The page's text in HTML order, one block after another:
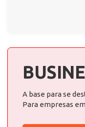
A base para se
Para empresas